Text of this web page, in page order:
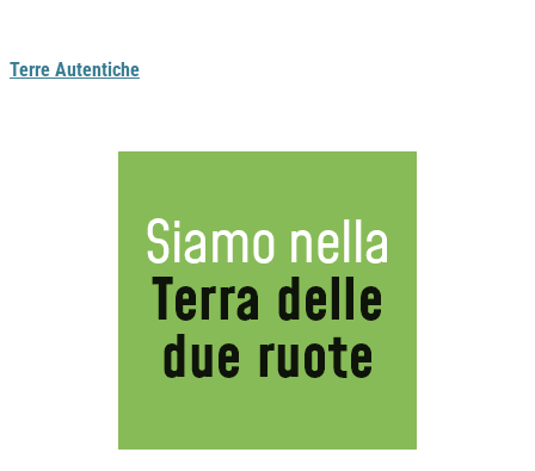
Terre Autentiche